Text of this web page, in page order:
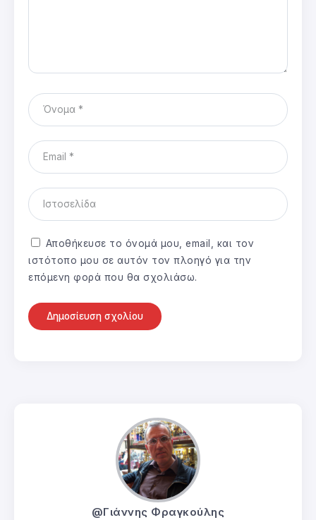
Αποθήκευσε το όνομά μου, email, και τον
ιστότοπο μου σε αυτόν τον πλοηγό για την
επόμενη φορά που θα σχολιάσω.
@Γιάννης Φραγκούλης